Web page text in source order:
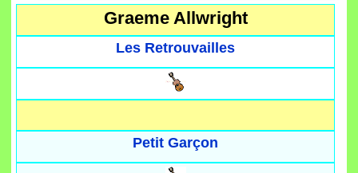
Graeme Allwright
Les Retrouvailles
Petit Garçon